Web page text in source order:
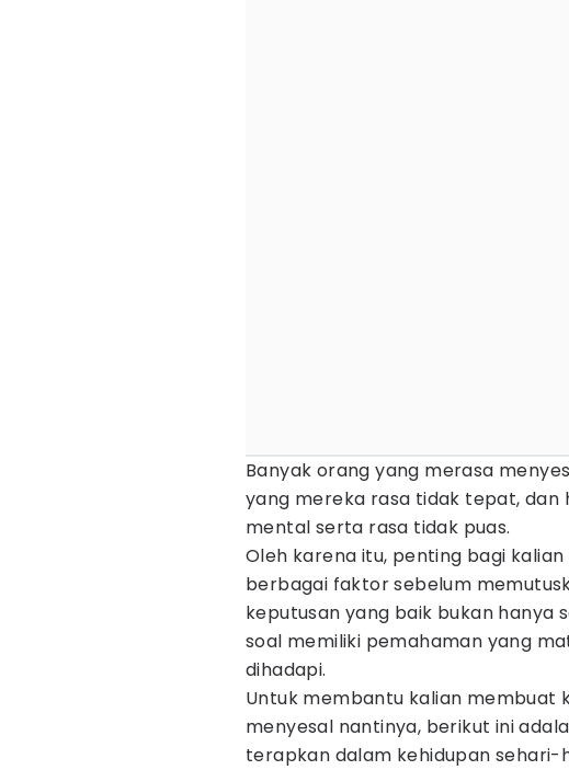
Banyak orang yang merasa
yang mereka rasa tidak tepat, dan
mental serta rasa tidak puas.
Oleh karena itu, penting bagi
berbagai faktor sebelum
keputusan yang baik bukan hanya
soal memiliki pemahaman yang
dihadapi.
Untuk membantu kalian membuat
menyesal nantinya, berikut ini
terapkan dalam kehidupan sehari-